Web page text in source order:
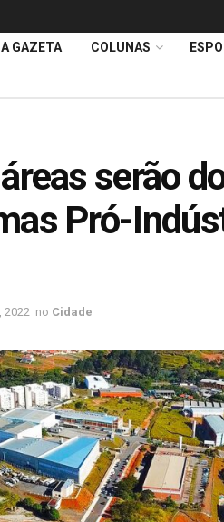
GAZETA COLUNAS
serão
Pró-
2022 no Cidade